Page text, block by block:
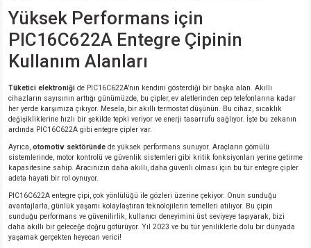
Yüksek Performans için
PIC16C622A Entegre Çipinin
Kullanım Alanları
Tüketici elektroniği de PIC16C622A’nın kendini gösterdiği bir başka alan. Akıllı
cihazların sayısının arttığı günümüzde, bu çipler, ev aletlerinden cep telefonlarına kadar
her yerde karşımıza çıkıyor. Mesela, bir akıllı termostat düşünün. Bu cihaz, sıcaklık
değişikliklerine hızlı bir şekilde tepki veriyor ve enerji tasarrufu sağlıyor. İşte bu zekanın
ardında PIC16C622A gibi entegre çipler var.
Ayrıca, otomotiv sektöründe de yüksek performans sunuyor. Araçların gömülü
sistemlerinde, motor kontrolü ve güvenlik sistemleri gibi kritik fonksiyonları yerine getirme
kapasitesine sahip. Aracınızın daha akıllı, daha güvenli olması için bu tür entegre çipler
adeta hayati bir rol oynuyor.
PIC16C622A entegre çipi, çok yönlülüğü ile gözleri üzerine çekiyor. Onun sunduğu
avantajlarla, günlük yaşamı kolaylaştıran teknolojilerin temelleri atılıyor. Bu çipin
sunduğu performans ve güvenilirlik, kullanıcı deneyimini üst seviyeye taşıyarak, bizi
daha akıllı bir geleceğe doğru götürüyor. Yıl 2023 ve bu tür yeniliklerle dolu bir dünyada
yaşamak gerçekten heyecan verici!